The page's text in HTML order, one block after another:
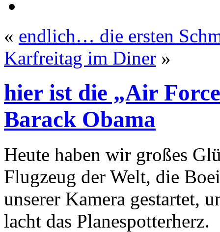
« endlich… die ersten
Karfreitag im Diner »
hier ist die „Air
Barack Obama
Heute haben wir großes
Flugzeug der Welt, die
unserer Kamera gestartet,
lacht das Planespotterherz.